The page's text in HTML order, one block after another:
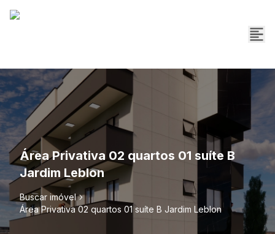
Área Privativa 02 quartos 01 suíte B
Jardim Leblon
Buscar imóvel
Área Privativa 02 quartos 01 suíte B Jardim Leblon